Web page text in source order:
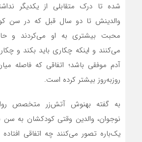
شده تا درک متقابلی از یکدیگر
والدینش تا دو سال قبل که در سن
محبت بیشتری به او می‌کردند و
می‌کنند و اینکه چکاری باید بکند و
آدم موفقی باشد؛ اتفاقی که فاصله
روزبه‌روز بیشتر کرده است.
به گفته بهنوش آتش‌زر متخصص
نوجوان، والدین وقتی کودکشان به
یک‌باره تصور می‌کنند چه اتفاقی